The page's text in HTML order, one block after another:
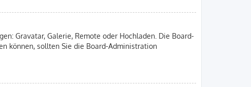
Gravatar, Galerie, Remote oder Hochladen. Die Board-
können, sollten Sie die Board-Administration